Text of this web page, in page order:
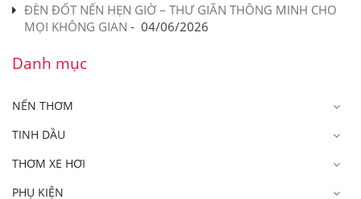
ĐÈN ĐỐT NẾN HẸN GIỜ – THƯ GIÃN THÔNG MINH CHO
MỌI KHÔNG GIAN - 04/06/2026
Danh mục
NẾN THƠM
TINH DẦU
THƠM XE HƠI
PHỤ KIỆN